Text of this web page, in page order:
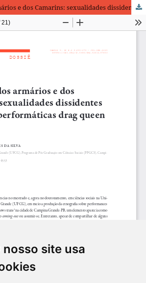
nosso site usa
As Saídas dos Armários e dos Camarins: sexualidades dissidentes e práticas performáticas drag queen